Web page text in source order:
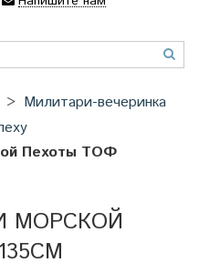
Милитари-вечеринка
Пехоты ТОФ
МОРСКОЙ